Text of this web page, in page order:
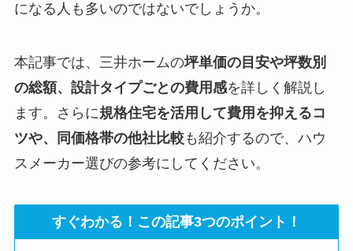
になる人も多いのではないでしょうか。
本記事では、三井ホームの坪単価の目安や坪数別
の総額、設計タイプごとの費用感を詳しく解説し
ます。さらに規格住宅を活用して費用を抑えるコ
ツや、同価格帯の他社比較も紹介するので、ハウ
スメーカー選びの参考にしてください。
すぐわかる！この記事3つのポイント！